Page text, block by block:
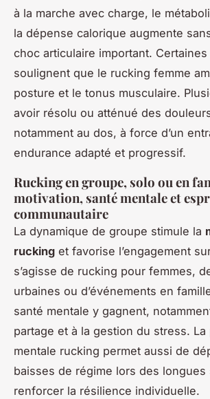
à la marche avec charge, le
la dépense calorique augmente
choc articulaire important.
soulignent que le rucking femme
posture et le tonus musculaire.
avoir résolu ou atténué des
notamment au dos, à force d’un
endurance adapté et progressif.
Rucking en groupe, solo ou en
motivation, santé mentale et
communautaire
La dynamique de groupe stimule la
rucking et favorise l’engagement
s’agisse de rucking pour femmes,
urbaines ou d’événements en
santé mentale y gagnent,
partage et à la gestion du stress. La
mentale rucking permet aussi de
baisses de régime lors des longues
renforcer la résilience individuelle.